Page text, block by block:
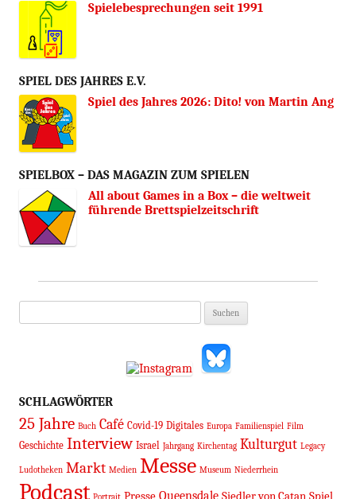
Spielebesprechungen seit 1991
SPIEL DES JAHRES E.V.
Spiel des Jahres 2026: Dito! von Martin Ang
SPIELBOX – DAS MAGAZIN ZUM SPIELEN
All about Games in a Box – die weltweit
führende Brettspielzeitschrift
SCHLAGWÖRTER
25 Jahre Buch Café Covid-19 Digitales Europa Familienspiel Film
Geschichte Interview Israel Jahrgang Kirchentag Kulturgut Legacy
Ludotheken Markt Medien Messe Museum Niederrhein
Podcast Presse Queensdale Siedler von Catan Spiel